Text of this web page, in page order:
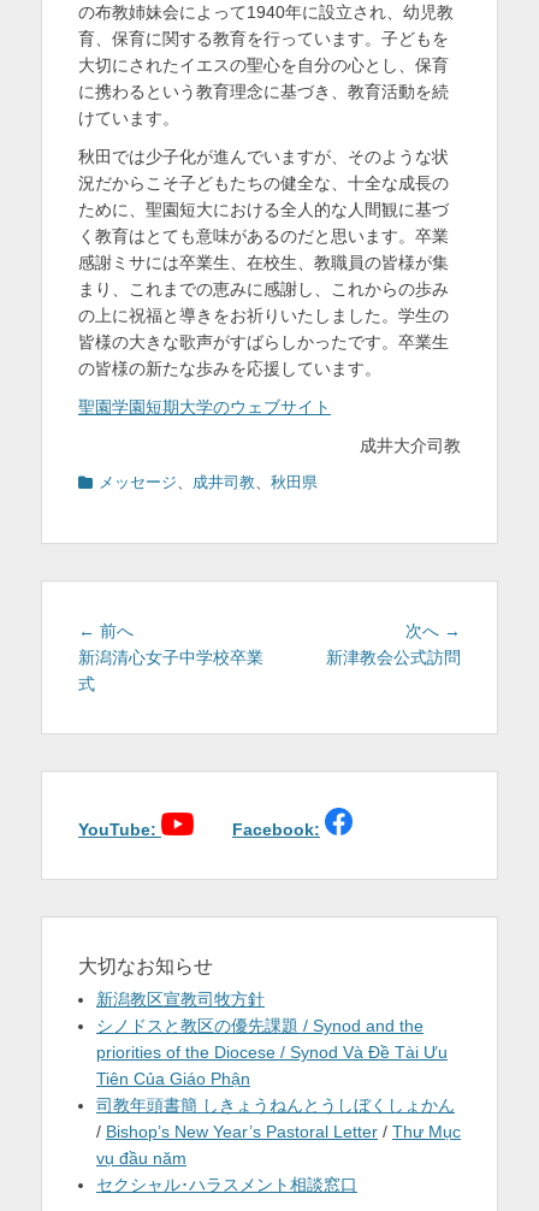
の布教姉妹会によって1940年に設立され、幼児教
育、保育に関する教育を行っています。子どもを
大切にされたイエスの聖心を自分の心とし、保育
に携わるという教育理念に基づき、教育活動を続
けています。
秋田では少子化が進んでいますが、そのような状
況だからこそ子どもたちの健全な、十全な成長の
ために、聖園短大における全人的な人間観に基づ
く教育はとても意味があるのだと思います。卒業
感謝ミサには卒業生、在校生、教職員の皆様が集
まり、これまでの恵みに感謝し、これからの歩み
の上に祝福と導きをお祈りいたしました。学生の
皆様の大きな歌声がすばらしかったです。卒業生
の皆様の新たな歩みを応援しています。
聖園学園短期大学のウェブサイト
成井大介司教
カ メッセージ 成井司教 秋田県
投
稿
ナ
ー
ョ
← 前へ
の
新潟清心女子中学校卒業
式
次へ →
新津教会公式訪問
YouTube: Facebook:
大切なお知らせ
新潟教区宣教司牧方針
シノドスと教区の優先課題 / Synod and the
priorities of the Diocese / Synod Và Đề Tài Ưu
Tiên Của Giáo Phận
司教年頭書簡 しきょうねんとうしぼくしょかん
/ Bishop’s New Year’s Pastoral Letter / Thư Mục
vụ đầu năm
セクシャル･ハラスメント相談窓口